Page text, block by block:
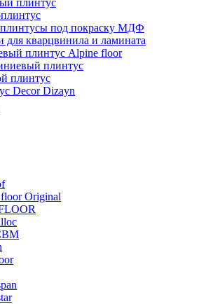
плинтус
под покраску МДФ
для кварцвинила и ламината
плинтус Alpine floor
плинтус
плинтус
Decor Dizayn
Original